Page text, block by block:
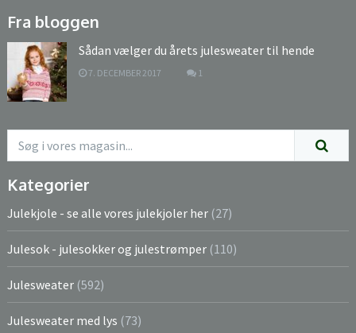
Fra bloggen
Sådan vælger du årets julesweater til hende
7. DECEMBER 2017 1
Kategorier
Julekjole - se alle vores julekjoler her (27)
Julesok - julesokker og julestrømper (110)
Julesweater (592)
Julesweater med lys (73)